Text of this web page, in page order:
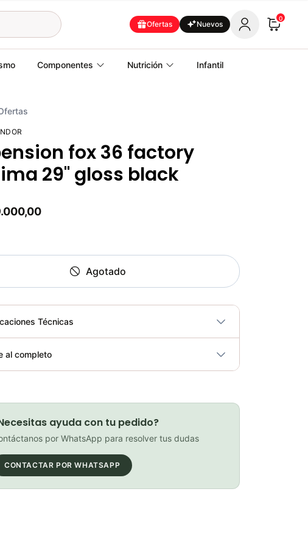
Ofertas Nuevos
0
Componentes Nutrición Infantil
fox 36 factory
29" gloss black
Agotado
Técnicas
No
al completo
kit Retenedor Fox 36mm De Baja Friccion Ciclismo Mtb
COP 133,900.00
kit Retenedor Fox 38mm De Baja Friccion Ciclismo Mtb
Elegir opciones
ayuda con tu pedido?
por WhatsApp para resolver tus dudas
CONTACTAR POR WHATSAPP